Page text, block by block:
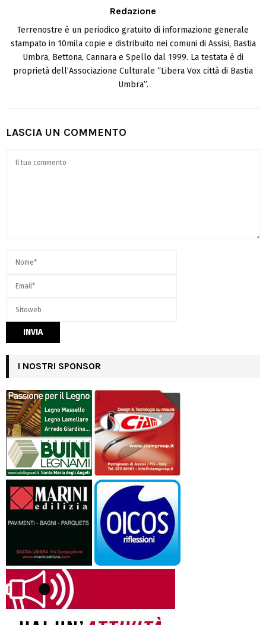
Redazione
Terrenostre è un periodico gratuito di informazione generale
stampato in 10mila copie e distribuito nei comuni di Assisi, Bastia
Umbra, Bettona, Cannara e Spello dal 1999. La testata è di
proprietà dell’Associazione Culturale “Libera Vox città di Bastia
Umbra”.
LASCIA UN COMMENTO
I NOSTRI SPONSOR